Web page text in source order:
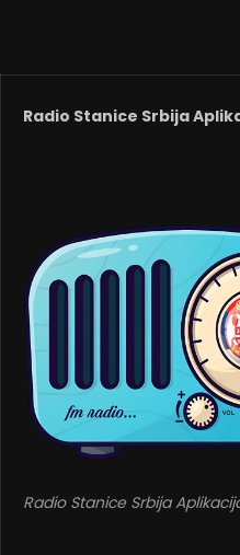
Radio Stanice Srbija
Radio Stanice Srbija